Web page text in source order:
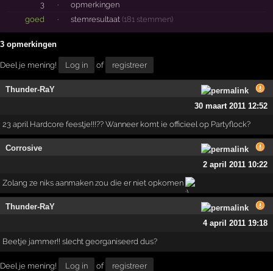
3
·
opmerkingen
goed
· stemresultaat (181 stemmen)
3 opmerkingen
Deel je mening! Log in of registreer
Thunder-RaY
30 maart 2011 12:52
23 april Hardcore feestje!!!?? Wanneer komt ie officieel op Partyflock?
Corrosive
2 april 2011 10:22
Zolang ze niks aanmaken zou die er niet opkomen
Thunder-RaY
4 april 2011 19:18
Beetje jammer!! slecht georganiseerd dus?
Deel je mening! Log in of registreer